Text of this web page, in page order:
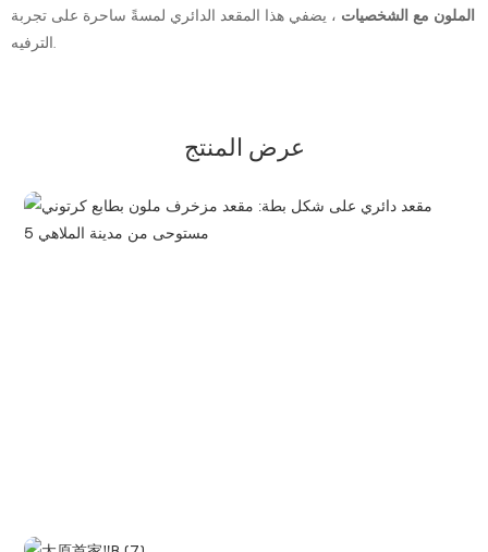
الملون مع الشخصيات ، يضفي هذا المقعد الدائري لمسةً ساحرة على تجربة
عرض المنتج